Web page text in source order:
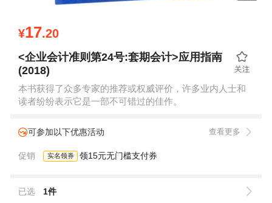
¥17.20
<企业会计准则第24号:套期会计>应用指南
(2018)
本书获得了众多专家的推荐或权威评价，许多业内人士和
读者纷纷表示它是一部不可错过的佳作。
可参加以下优惠活动 查看更多
促销 实名领券 领15元无门槛支付券
已选 1件